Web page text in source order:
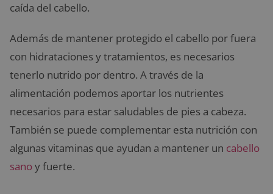
caída del cabello.
Además de mantener protegido el cabello por fuera
con hidrataciones y tratamientos, es necesarios
tenerlo nutrido por dentro. A través de la
alimentación podemos aportar los nutrientes
necesarios para estar saludables de pies a cabeza.
También se puede complementar esta nutrición con
algunas vitaminas que ayudan a mantener un cabello
sanoy fuerte.